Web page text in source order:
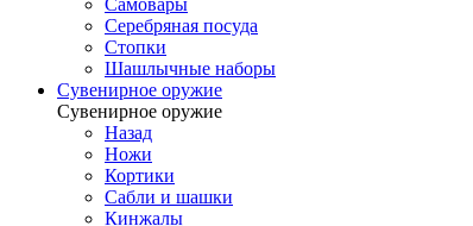
Самовары
Серебряная посуда
Стопки
Шашлычные наборы
Сувенирное оружие
Сувенирное оружие
Назад
Ножи
Кортики
Сабли и шашки
Кинжалы